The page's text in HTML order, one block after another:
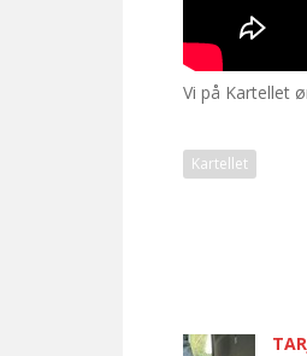
Vi på Kartellet
Kartellet